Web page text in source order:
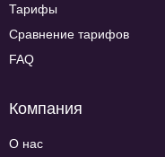
Тарифы
Сравнение тарифов
FAQ
Компания
О нас